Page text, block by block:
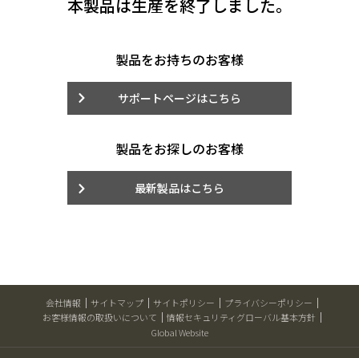
本製品は生産を終了しました。
製品をお持ちのお客様
サポートページはこちら
製品をお探しのお客様
最新製品はこちら
会社情報 サイトマップ サイトポリシー
プライバシーポリシー
お客様情報の取扱いについて
情報セキュリティグローバル基本方針
Global Website